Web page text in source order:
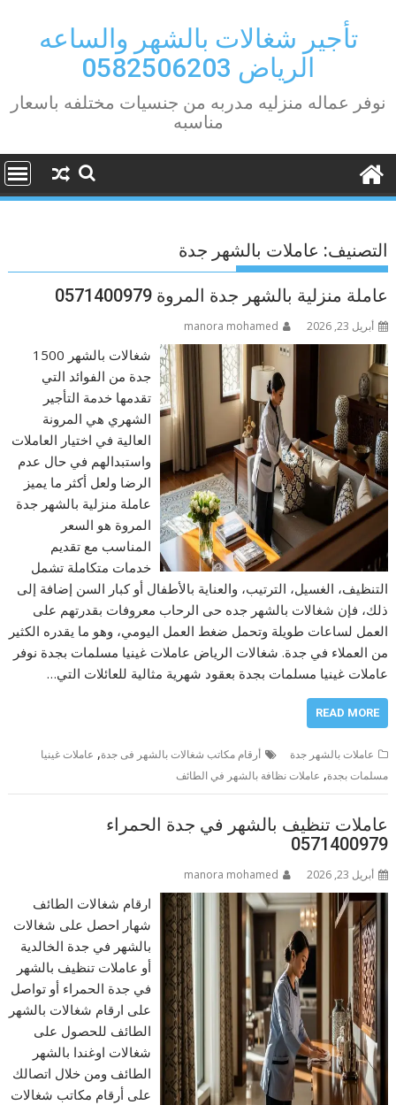
contentتأجير شغالات بالشهر والساعه
الرياض 0582506203
نوفر عماله منزليه مدربه من جنسيات مختلفه باسعار
مناسبه
التصنيف: عاملات بالشهر جدة
عاملة منزلية بالشهر جدة المروة 0571400979
أبريل 23, 2026 manora mohamed
شغالات بالشهر 1500
جدة من الفوائد التي
تقدمها خدمة التأجير
الشهري هي المرونة
العالية في اختيار العاملات
واستبدالهم في حال عدم
الرضا ولعل أكثر ما يميز
عاملة منزلية بالشهر جدة
المروة هو السعر
المناسب مع تقديم
خدمات متكاملة تشمل
التنظيف، الغسيل، الترتيب، والعناية بالأطفال أو كبار السن إضافة إلى
ذلك، فإن شغالات بالشهر جده حى الرحاب معروفات بقدرتهم على
العمل لساعات طويلة وتحمل ضغط العمل اليومي، وهو ما يقدره الكثير
من العملاء في جدة. شغالات الرياض عاملات غينيا مسلمات بجدة نوفر
عاملات غينيا مسلمات بجدة بعقود شهرية مثالية للعائلات التي…
READ MORE
عاملات بالشهر جدة أرقام مكاتب شغالات بالشهر فى جدة, عاملات غينيا
مسلمات بجدة, عاملات نظافة بالشهر في الطائف
عاملات تنظيف بالشهر في جدة الحمراء
0571400979
أبريل 23, 2026 manora mohamed
ارقام شغالات الطائف
شهار احصل على شغالات
بالشهر في جدة الخالدية
أو عاملات تنظيف بالشهر
في جدة الحمراء أو تواصل
على ارقام شغالات بالشهر
الطائف للحصول على
شغالات اوغندا بالشهر
الطائف ومن خلال اتصالك
على أرقام مكاتب شغالات